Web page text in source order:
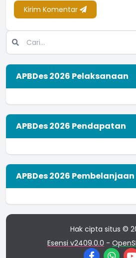
Kirim Komentar
APBDes 2026 Pelaksanaan
APBDes 2026 Pendapatan
APBDes 2026 Pembelanjaan
Hak cipta situs ©
Esensi v2409.0.0 -